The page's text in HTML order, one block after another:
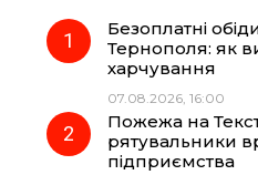
e
o
e
r
Безоплатні
Тернополя: як
харчування
07.08.2026, 16:00
Пожежа на
рятувальники
підприємства